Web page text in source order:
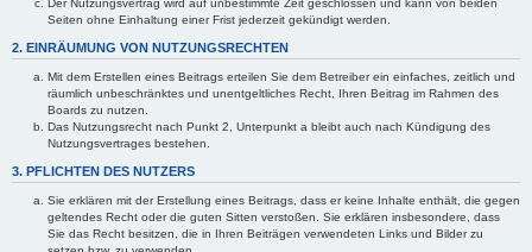
Der Nutzungsvertrag wird auf unbestimmte Zeit geschlossen und kann von beiden
Seiten ohne Einhaltung einer Frist jederzeit gekündigt werden.
2. EINRÄUMUNG VON NUTZUNGSRECHTEN
Mit dem Erstellen eines Beitrags erteilen Sie dem Betreiber ein einfaches, zeitlich und
räumlich unbeschränktes und unentgeltliches Recht, Ihren Beitrag im Rahmen des
Boards zu nutzen.
Das Nutzungsrecht nach Punkt 2, Unterpunkt a bleibt auch nach Kündigung des
Nutzungsvertrages bestehen.
3. PFLICHTEN DES NUTZERS
Sie erklären mit der Erstellung eines Beitrags, dass er keine Inhalte enthält, die gegen
geltendes Recht oder die guten Sitten verstoßen. Sie erklären insbesondere, dass
Sie das Recht besitzen, die in Ihren Beiträgen verwendeten Links und Bilder zu